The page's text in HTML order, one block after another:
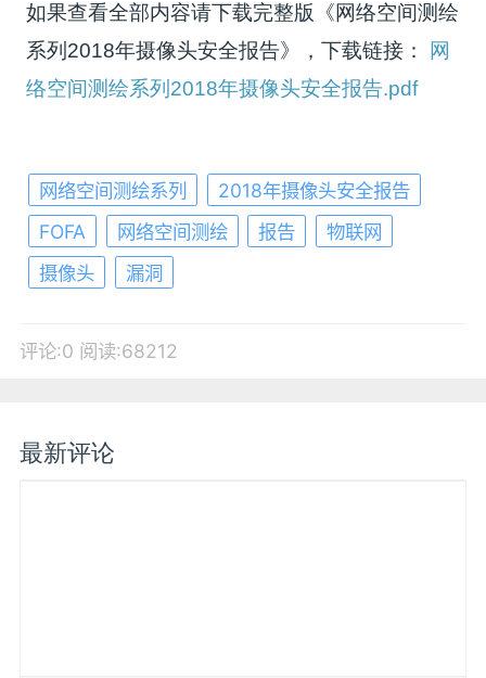
如果查看全部内容请下载完整版《网络空间测绘
系列2018年摄像头安全报告》，下载链接：
网
络空间测绘系列2018年摄像头安全报告.pdf
网络空间测绘系列
2018年摄像头安全报告
FOFA
网络空间测绘 报告
物联网
摄像头
漏洞
评论:0 阅读:68212
最新评论